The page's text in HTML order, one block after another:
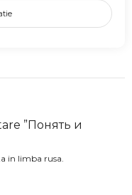
”Понять и
in limba rusa.